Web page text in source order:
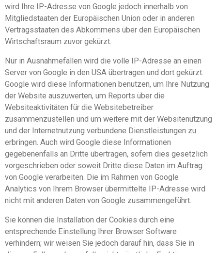
wird Ihre IP-Adresse von Google jedoch innerhalb von
Mitgliedstaaten der Europäischen Union oder in anderen
Vertragsstaaten des Abkommens über den Europäischen
Wirtschaftsraum zuvor gekürzt.
Nur in Ausnahmefällen wird die volle IP-Adresse an einen
Server von Google in den USA übertragen und dort gekürzt.
Google wird diese Informationen benutzen, um Ihre Nutzung
der Website auszuwerten, um Reports über die
Websiteaktivitäten für die Websitebetreiber
zusammenzustellen und um weitere mit der Websitenutzung
und der Internetnutzung verbundene Dienstleistungen zu
erbringen. Auch wird Google diese Informationen
gegebenenfalls an Dritte übertragen, sofern dies gesetzlich
vorgeschrieben oder soweit Dritte diese Daten im Auftrag
von Google verarbeiten. Die im Rahmen von Google
Analytics von Ihrem Browser übermittelte IP-Adresse wird
nicht mit anderen Daten von Google zusammengeführt.
Sie können die Installation der Cookies durch eine
entsprechende Einstellung Ihrer Browser Software
verhindern; wir weisen Sie jedoch darauf hin, dass Sie in